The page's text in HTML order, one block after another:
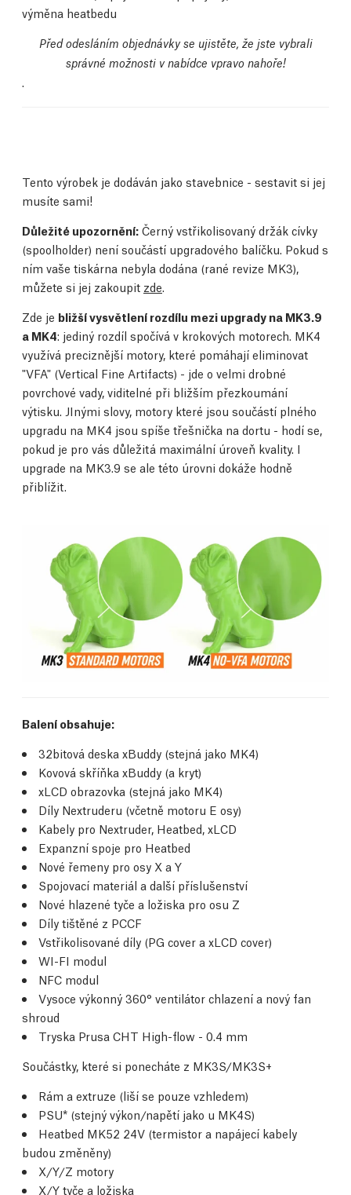
výměna heatbedu
Před odesláním objednávky se ujistěte, že jste vybrali
správné možnosti v nabídce vpravo nahoře!
.
Tento výrobek je dodáván jako stavebnice - sestavit si jej
musíte sami!
Důležité upozornění: Černý vstřikolisovaný držák cívky
(spoolholder) není součástí upgradového balíčku. Pokud s
ním vaše tiskárna nebyla dodána (rané revize MK3),
můžete si jej zakoupit zde.
Zde je bližší vysvětlení rozdílu mezi upgrady na MK3.9
a MK4: jediný rozdíl spočívá v krokových motorech. MK4
využívá preciznější motory, které pomáhají eliminovat
"VFA" (Vertical Fine Artifacts) - jde o velmi drobné
povrchové vady, viditelné při bližším přezkoumání
výtisku. JInými slovy, motory které jsou součástí plného
upgradu na MK4 jsou spíše třešnička na dortu - hodí se,
pokud je pro vás důležitá maximální úroveň kvality. I
upgrade na MK3.9 se ale této úrovni dokáže hodně
přiblížit.
Balení obsahuje:
32bitová deska xBuddy (stejná jako MK4)
Kovová skříňka xBuddy (a kryt)
xLCD obrazovka (stejná jako MK4)
Díly Nextruderu (včetně motoru E osy)
Kabely pro Nextruder, Heatbed, xLCD
Expanzní spoje pro Heatbed
Nové řemeny pro osy X a Y
Spojovací materiál a další příslušenství
Nové hlazené tyče a ložiska pro osu Z
Díly tištěné z PCCF
Vstřikolisované díly (PG cover a xLCD cover)
WI-FI modul
NFC modul
Vysoce výkonný 360° ventilátor chlazení a nový fan
shroud
Tryska Prusa CHT High-flow - 0.4 mm
Součástky, které si ponecháte z MK3S/MK3S+
Rám a extruze (liší se pouze vzhledem)
PSU* (stejný výkon/napětí jako u MK4S)
Heatbed MK52 24V (termistor a napájecí kabely
budou změněny)
X/Y/Z motory
X/Y tyče a ložiska